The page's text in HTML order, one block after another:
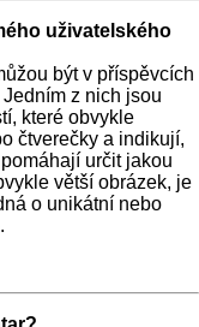
uživatelského
být v příspěvcích
z nich jsou
které obvykle
čtverečky a indikují,
určit jakou
větší obrázek, je
o unikátní nebo